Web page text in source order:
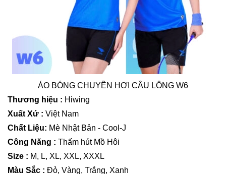
ÁO BÓNG CHUYỀN HƠI CẦU LÔNG W6
Thương hiệu : Hiwing
Xuất Xứ : Việt Nam
Chất Liệu: Mè Nhật Bản - Cool-J
Công Năng : Thấm hút Mồ Hôi
Size : M, L, XL, XXL, XXXL
Màu Sắc : Đỏ, Vàng, Trắng, Xanh